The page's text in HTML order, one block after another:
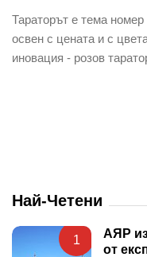
Тараторът е тема
освен с цената и с
иновация - розов
Най-Четени
1
АЯР
от